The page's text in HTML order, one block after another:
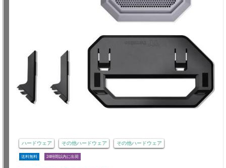
ハードウェア その他ハードウェア その他ハードウェア
送料無料 24時間以内に出荷